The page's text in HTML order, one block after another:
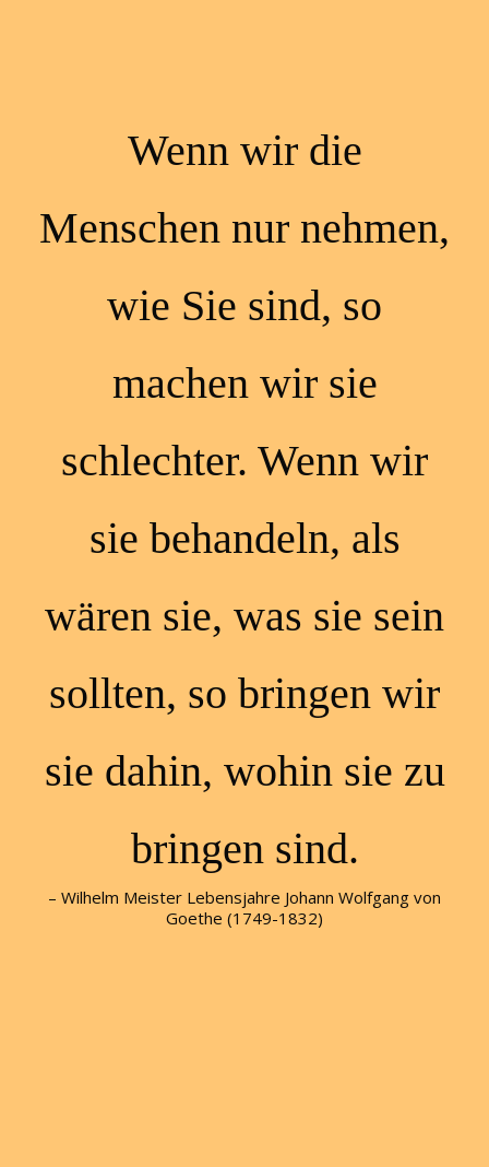
Wenn wir die
Menschen nur nehmen,
wie Sie sind, so
machen wir sie
schlechter. Wenn wir
sie behandeln, als
wären sie, was sie sein
sollten, so bringen wir
sie dahin, wohin sie zu
bringen sind.
– Wilhelm Meister Lebensjahre Johann Wolfgang von
Goethe (1749-1832)